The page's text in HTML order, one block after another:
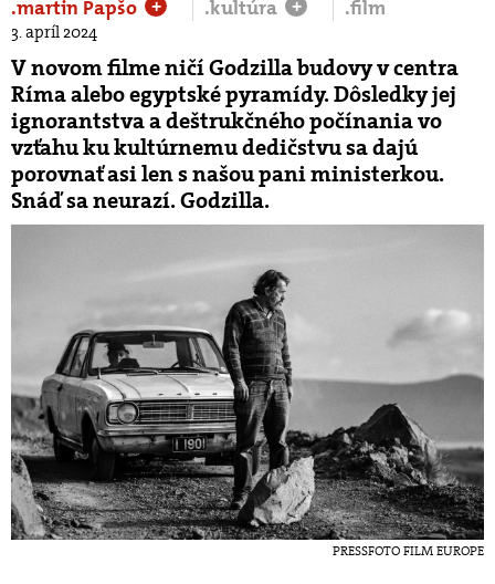
.martin Papšo + .kultúra + .film
3. apríl 2024
V novom filme ničí Godzilla budovy v centra
Ríma alebo egyptské pyramídy. Dôsledky jej
ignorantstva a deštrukčného počínania vo
vzťahu ku kultúrnemu dedičstvu sa dajú
porovnať asi len s našou pani ministerkou.
Snáď sa neurazí. Godzilla.
PRESSFOTO FILM EUROPE